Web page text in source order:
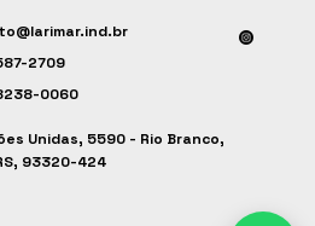
2709
0060
Unidas, 5590 - Rio Branco,
93320-424